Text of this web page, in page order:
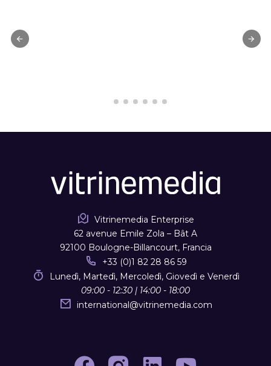
Vitrinemedia Enterprise
62 avenue Emile Zola – Bât A
92100 Boulogne-Billancourt, Francia
+33 (0)1 82 28 86 59
Lunedì, Martedì, Mercoledì, Giovedì e Venerdì
09:00 - 12:30 | 14:00 - 18:00
international@vitrinemedia.com